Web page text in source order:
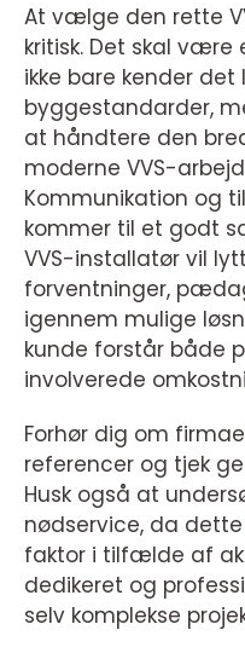
At vælge den rette
kritisk. Det skal være
ikke bare kender
byggestandarder,
at håndtere den
moderne VVS-
Kommunikation og
kommer til et godt
VVS-installatør vil
forventninger,
igennem mulige
kunde forstår både
involverede
Forhør dig om
referencer og tjek
Husk også at
nødservice, da
faktor i tilfælde af
dedikeret og
selv komplekse